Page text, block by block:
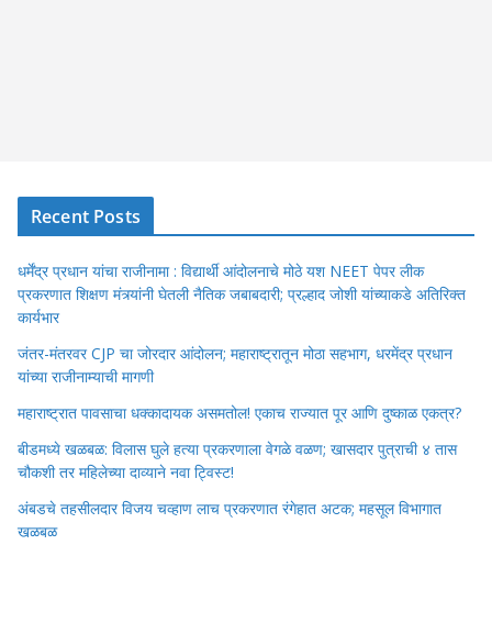
Recent Posts
धर्मेंद्र प्रधान यांचा राजीनामा : विद्यार्थी आंदोलनाचे मोठे यश NEET पेपर लीक
प्रकरणात शिक्षण मंत्र्यांनी घेतली नैतिक जबाबदारी; प्रल्हाद जोशी यांच्याकडे अतिरिक्त
कार्यभार
जंतर-मंतरवर CJP चा जोरदार आंदोलन; महाराष्ट्रातून मोठा सहभाग, धरमेंद्र प्रधान
यांच्या राजीनाम्याची मागणी
महाराष्ट्रात पावसाचा धक्कादायक असमतोल! एकाच राज्यात पूर आणि दुष्काळ एकत्र?
बीडमध्ये खळबळ: विलास घुले हत्या प्रकरणाला वेगळे वळण; खासदार पुत्राची ४ तास
चौकशी तर महिलेच्या दाव्याने नवा ट्विस्ट!
अंबडचे तहसीलदार विजय चव्हाण लाच प्रकरणात रंगेहात अटक; महसूल विभागात
खळबळ